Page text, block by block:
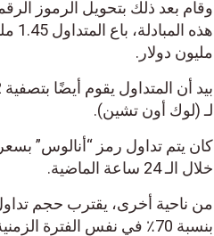
مليون دولار.
لـ (لوك أون تشين).
خلال الـ 24 ساعة الماضية.
بنسبة 70٪ في نفس الفترة الزمنية.